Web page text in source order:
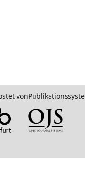
von